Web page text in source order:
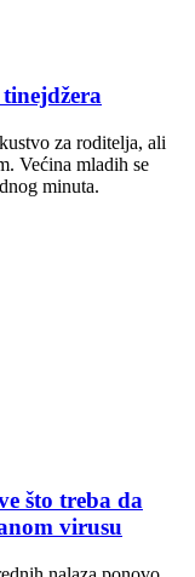
za roditelja, ali
Većina mladih se
minuta.
što treba da
virusu